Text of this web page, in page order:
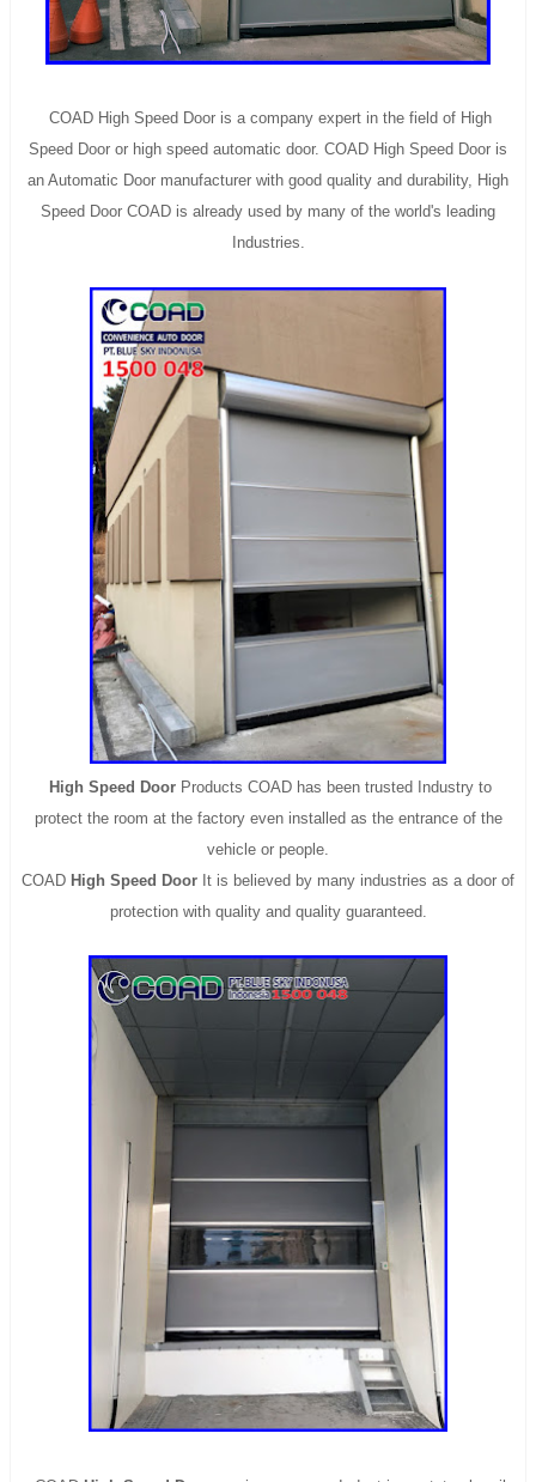
COAD High Speed Door is a company expert in the field of High
Speed Door or high speed automatic door. COAD High Speed Door is
an Automatic Door manufacturer with good quality and durability, High
Speed Door COAD is already used by many of the world's leading
Industries.
High Speed Door Products COAD has been trusted Industry to
protect the room at the factory even installed as the entrance of the
vehicle or people.
COAD High Speed Door It is believed by many industries as a door of
protection with quality and quality guaranteed.